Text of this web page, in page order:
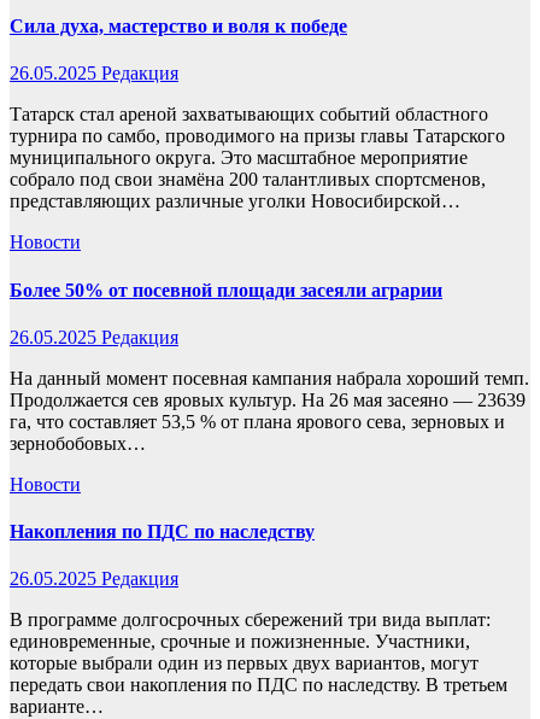
Сила духа, мастерство и воля к победе
26.05.2025 Редакция
Татарск стал ареной захватывающих событий областного
турнира по самбо, проводимого на призы главы Татарского
муниципального округа. Это масштабное мероприятие
собрало под свои знамёна 200 талантливых спортсменов,
представляющих различные уголки Новосибирской…
Новости
Более 50% от посевной площади засеяли аграрии
26.05.2025 Редакция
На данный момент посевная кампания набрала хороший темп.
Продолжается сев яровых культур. На 26 мая засеяно — 23639
га, что составляет 53,5 % от плана ярового сева, зерновых и
зернобобовых…
Новости
Накопления по ПДС по наследству
26.05.2025 Редакция
В программе долгосрочных сбережений три вида выплат:
единовременные, срочные и пожизненные. Участники,
которые выбрали один из первых двух вариантов, могут
передать свои накопления по ПДС по наследству. В третьем
варианте…